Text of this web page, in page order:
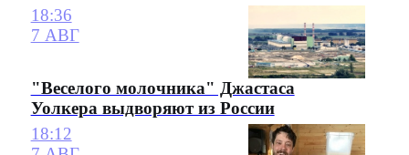
18:36
7 АВГ
"Веселого молочника" Джастаса
Уолкера выдворяют из России
18:12